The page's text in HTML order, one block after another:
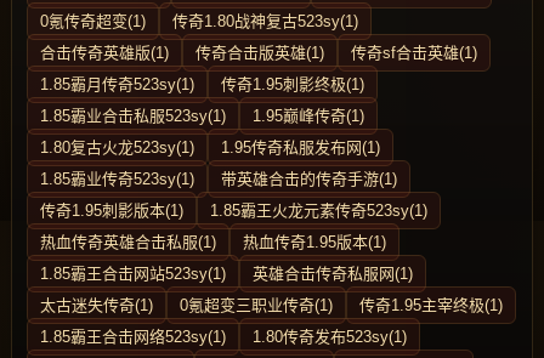
0氪传奇超变(1)
传奇1.80战神复古523sy(1)
合击传奇英雄版(1)
传奇合击版英雄(1)
传奇sf合击英雄(1)
1.85霸月传奇523sy(1)
传奇1.95刺影终极(1)
1.85霸业合击私服523sy(1)
1.95巅峰传奇(1)
1.80复古火龙523sy(1)
1.95传奇私服发布网(1)
1.85霸业传奇523sy(1)
带英雄合击的传奇手游(1)
传奇1.95刺影版本(1)
1.85霸王火龙元素传奇523sy(1)
热血传奇英雄合击私服(1)
热血传奇1.95版本(1)
1.85霸王合击网站523sy(1)
英雄合击传奇私服网(1)
太古迷失传奇(1)
0氪超变三职业传奇(1)
传奇1.95主宰终极(1)
1.85霸王合击网络523sy(1)
1.80传奇发布523sy(1)